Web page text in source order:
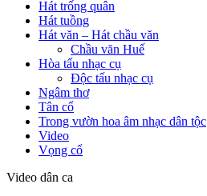
Hát trống quân
Hát tuồng
Hát văn – Hát chầu văn
Chầu văn Huế
Hòa tấu nhạc cụ
Độc tấu nhạc cụ
Ngâm thơ
Tân cổ
Trong vườn hoa âm nhạc dân tộc
Video
Vọng cổ
Video dân ca